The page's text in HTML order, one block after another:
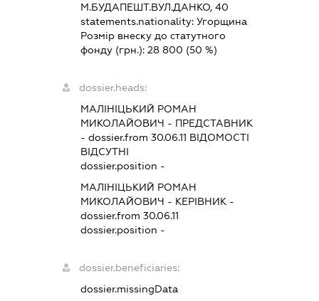
М.БУДАПЕШТ.ВУЛ.ДАНКО, 40
statements.nationality:Угорщина
Розмір внеску до статутного
фонду (грн.):28 800 (50 %)
dossier.heads:
МАЛІНІЦЬКИЙ РОМАН
МИКОЛАЙОВИЧ - ПРЕДСТАВНИК
- dossier.from 30.06.11 ВІДОМОСТІ
ВІДСУТНІ
dossier.position -
МАЛІНІЦЬКИЙ РОМАН
МИКОЛАЙОВИЧ - КЕРІВНИК -
dossier.from 30.06.11
dossier.position -
dossier.beneficiaries:
dossier.missingData